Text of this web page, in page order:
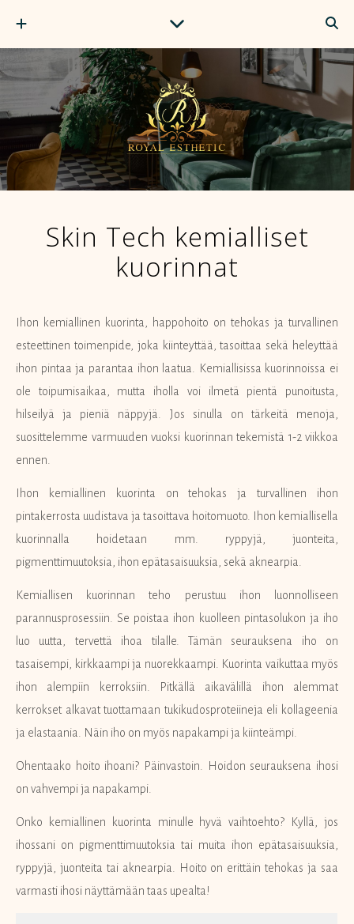
Skin Tech kemialliset
kuorinnat
Ihon kemiallinen kuorinta, happohoito on tehokas ja turvallinen
esteettinen toimenpide, joka kiinteyttää, tasoittaa sekä heleyttää
ihon pintaa ja parantaa ihon laatua. Kemiallisissa kuorinnoissa ei
ole toipumisaikaa, mutta iholla voi ilmetä pientä punoitusta,
hilseilyä ja pieniä näppyjä. Jos sinulla on tärkeitä menoja,
suosittelemme varmuuden vuoksi kuorinnan tekemistä 1-2 viikkoa
ennen.
Ihon kemiallinen kuorinta on tehokas ja turvallinen ihon
pintakerrosta uudistava ja tasoittava hoitomuoto. Ihon kemiallisella
kuorinnalla hoidetaan mm. ryppyjä, juonteita,
pigmenttimuutoksia, ihon epätasaisuuksia, sekä aknearpia.
Kemiallisen kuorinnan teho perustuu ihon luonnolliseen
parannusprosessiin. Se poistaa ihon kuolleen pintasolukon ja iho
luo uutta, tervettä ihoa tilalle. Tämän seurauksena iho on
tasaisempi, kirkkaampi ja nuorekkaampi. Kuorinta vaikuttaa myös
ihon alempiin kerroksiin. Pitkällä aikavälillä ihon alemmat
kerrokset alkavat tuottamaan tukikudosproteiineja eli kollageenia
ja elastaania. Näin iho on myös napakampi ja kiinteämpi.
Ohentaako hoito ihoani? Päinvastoin. Hoidon seurauksena ihosi
on vahvempi ja napakampi.
Onko kemiallinen kuorinta minulle hyvä vaihtoehto? Kyllä, jos
ihossani on pigmenttimuutoksia tai muita ihon epätasaisuuksia,
ryppyjä, juonteita tai aknearpia. Hoito on erittäin tehokas ja saa
varmasti ihosi näyttämään taas upealta!